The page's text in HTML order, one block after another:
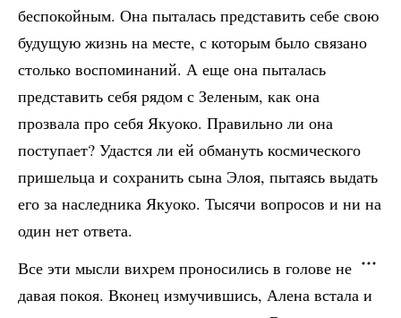
беспокойным. Она пыталась представить себе свою
будущую жизнь на месте, с которым было связано
столько воспоминаний. А еще она пыталась
представить себя рядом с Зеленым, как она
прозвала про себя Якуоко. Правильно ли она
поступает? Удастся ли ей обмануть космического
пришельца и сохранить сына Элоя, пытаясь выдать
его за наследника Якуоко. Тысячи вопросов и ни на
один нет ответа.
Все эти мысли вихрем проносились в голове не
давая покоя. Вконец измучившись, Алена встала и